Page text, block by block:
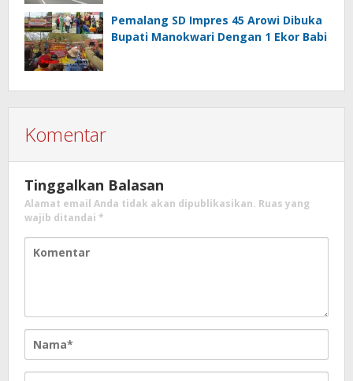
Pemalang SD Impres 45 Arowi Dibuka
Bupati Manokwari Dengan 1 Ekor Babi
Komentar
Tinggalkan Balasan
Alamat email Anda tidak akan dipublikasikan. Ruas yang
wajib ditandai *